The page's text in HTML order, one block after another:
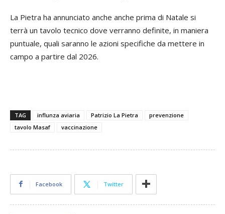
La Pietra ha annunciato anche anche prima di Natale si
terrà un tavolo tecnico dove verranno definite, in maniera
puntuale, quali saranno le azioni specifiche da mettere in
campo a partire dal 2026.
TAG influnza aviaria Patrizio La Pietra
prevenzione
tavolo Masaf
vaccinazione
Facebook Twitter